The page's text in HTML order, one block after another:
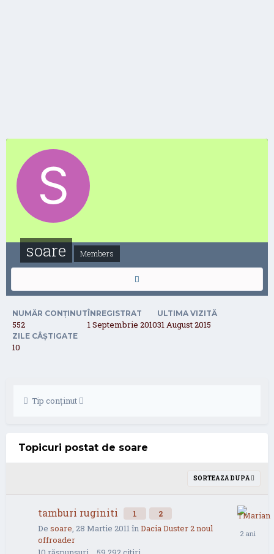
soare Members
NUMĂR CONȚINUT
552
ÎNREGISTRAT
1 Septembrie 2010
ULTIMA VIZITĂ
31 August 2015
ZILE CÂȘTIGATE
10
Tip conținut
Topicuri postat de soare
SORTEAZĂ DUPĂ
tamburi ruginiti 1 2
De soare, 28 Martie 2011înDacia Duster 2 noul
offroader